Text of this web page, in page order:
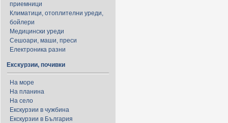
приемници
Климатици, отоплителни уреди,
бойлери
Медицински уреди
Сешоари, маши, преси
Електроника разни
Екскурзии, почивки
На море
На планина
На село
Екскурзии в чужбина
Екскурзии в България